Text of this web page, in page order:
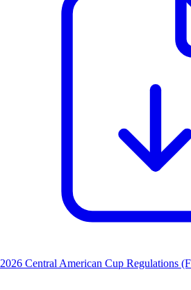
2026 Central American Cup Regulations